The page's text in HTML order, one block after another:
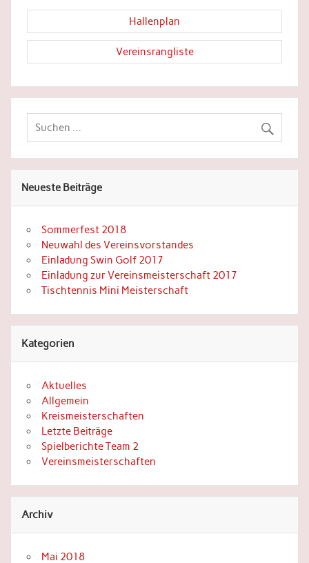
Hallenplan
Vereinsrangliste
Neueste Beiträge
Sommerfest 2018
Neuwahl des Vereinsvorstandes
Einladung Swin Golf 2017
Einladung zur Vereinsmeisterschaft 2017
Tischtennis Mini Meisterschaft
Kategorien
Aktuelles
Allgemein
Kreismeisterschaften
Letzte Beiträge
Spielberichte Team 2
Vereinsmeisterschaften
Archiv
Mai 2018